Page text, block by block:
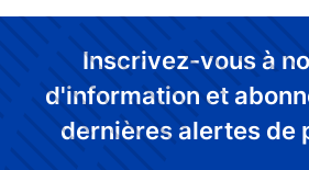
Inscrivez-vous à
d'information et
dernières alertes de